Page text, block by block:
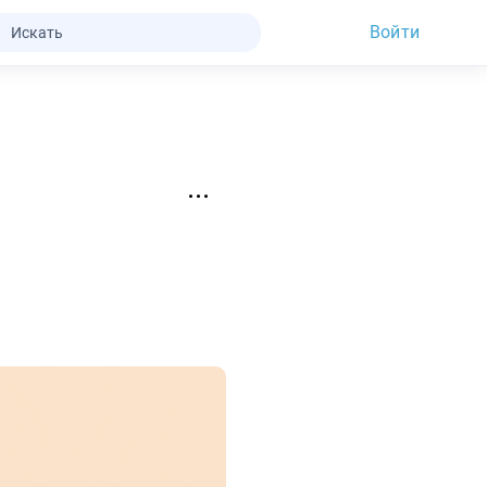
Войти